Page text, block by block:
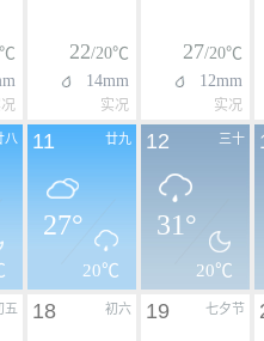
22/20℃
14mm
实况
27/20℃
12mm
实况
八 廿九
11
27°
20℃
三十
12
31°
20℃
五 初六
18 七夕节
19